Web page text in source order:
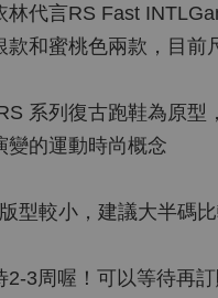
林代言RS Fast
和蜜桃色兩款，目前
系列復古跑鞋為原型
變的運動時尚概念
型較小，建議大半碼比
3周喔！可以等待再